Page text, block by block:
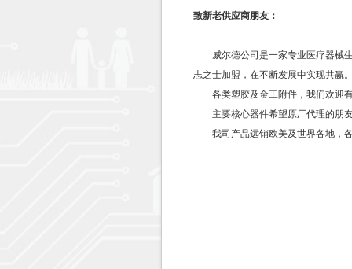
致新老供应商朋友：
威尔德公司是一家专业医疗器械生
志之士加盟，在不断发展中实现共赢
各类塑胶及金工附件，我们欢迎
主要核心器件希望原厂代理的朋
我司产品远销欧美及世界各地，各